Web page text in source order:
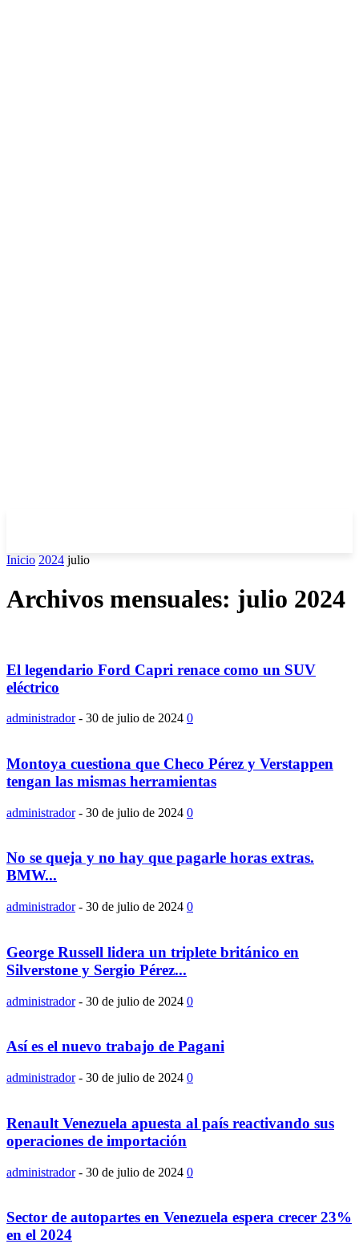
Inicio 2024 julio
Archivos mensuales: julio 2024
El legendario Ford Capri renace como un SUV
eléctrico
administrador - 30 de julio de 2024 0
Montoya cuestiona que Checo Pérez y Verstappen
tengan las mismas herramientas
administrador - 30 de julio de 2024 0
No se queja y no hay que pagarle horas extras.
BMW...
administrador - 30 de julio de 2024 0
George Russell lidera un triplete británico en
Silverstone y Sergio Pérez...
administrador - 30 de julio de 2024 0
Así es el nuevo trabajo de Pagani
administrador - 30 de julio de 2024 0
Renault Venezuela apuesta al país reactivando sus
operaciones de importación
administrador - 30 de julio de 2024 0
Sector de autopartes en Venezuela espera crecer 23%
en el 2024